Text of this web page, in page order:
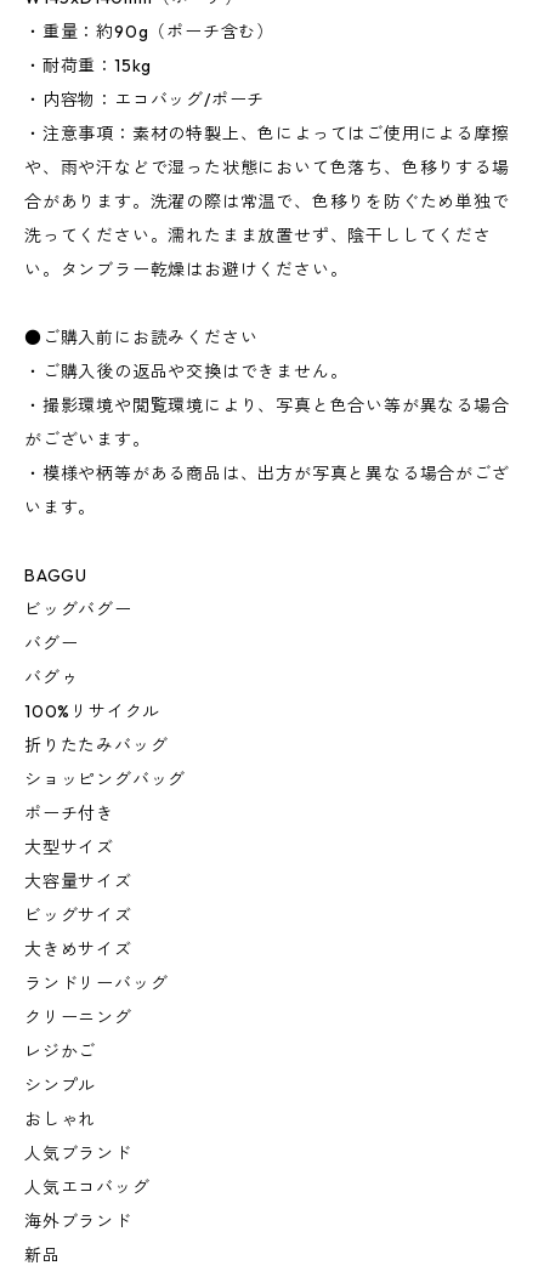
・重量：約90g（ポーチ含む）
・耐荷重：15kg
・内容物：エコバッグ/ポーチ
・注意事項：素材の特製上、色によってはご使用による摩擦
や、雨や汗などで湿った状態において色落ち、色移りする場
合があります。洗濯の際は常温で、色移りを防ぐため単独で
洗ってください。濡れたまま放置せず、陰干ししてくださ
い。タンブラー乾燥はお避けください。
●ご購入前にお読みください
・ご購入後の返品や交換はできません。
・撮影環境や閲覧環境により、写真と色合い等が異なる場合
がございます。
・模様や柄等がある商品は、出方が写真と異なる場合がござ
います。
BAGGU
ビッグバグー
バグー
バグゥ
100%リサイクル
折りたたみバッグ
ショッピングバッグ
ポーチ付き
大型サイズ
大容量サイズ
ビッグサイズ
大きめサイズ
ランドリーバッグ
クリーニング
レジかご
シンプル
おしゃれ
人気ブランド
人気エコバッグ
海外ブランド
新品